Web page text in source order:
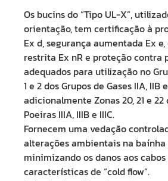
Os bucins do “Tipo UL-X”,
orientação, tem certificação à
Ex d, segurança aumentada Ex
restrita Ex nR e proteção contra
adequados para utilização no
1 e 2 dos Grupos de Gases IIA, IIB
adicionalmente Zonas 20, 21 e 22
Poeiras IIIA, IIIB e IIIC.
Fornecem uma vedação
alterações ambientais na baínha
minimizando os danos aos
características de “cold flow”.